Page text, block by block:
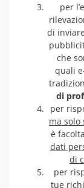
per
di
che
quali
di
per
ma solo
è
dati
di
per
tue